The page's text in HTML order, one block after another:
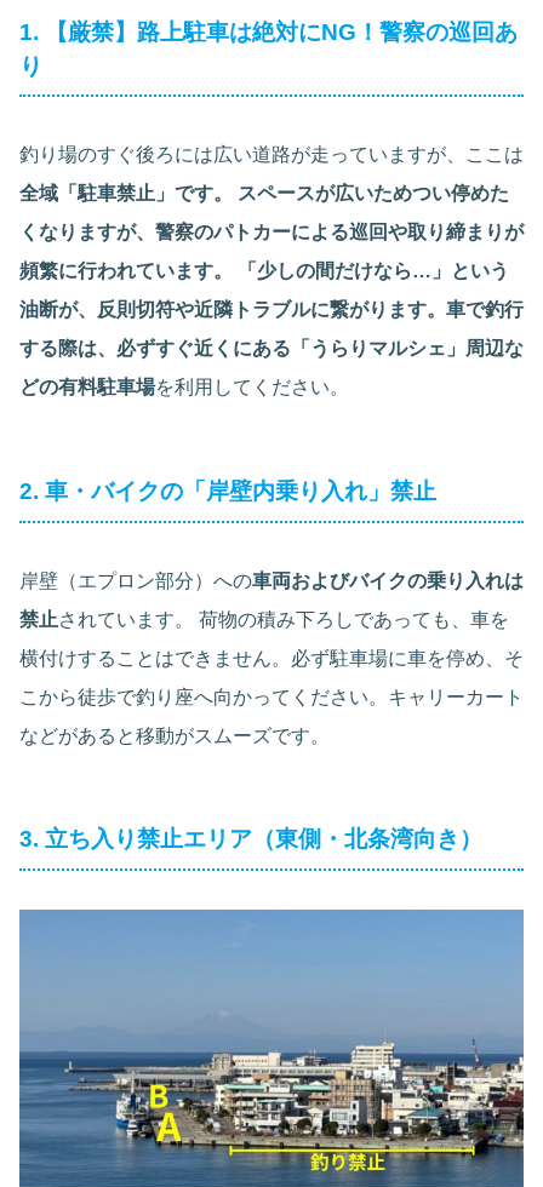
1. 【厳禁】路上駐車は絶対にNG！警察の巡回あ
り
釣り場のすぐ後ろには広い道路が走っていますが、ここは
全域「駐車禁止」です。 スペースが広いためつい停めた
くなりますが、警察のパトカーによる巡回や取り締まりが
頻繁に行われています。 「少しの間だけなら…」という
油断が、反則切符や近隣トラブルに繋がります。車で釣行
する際は、必ずすぐ近くにある「うらりマルシェ」周辺な
どの有料駐車場を利用してください。
2. 車・バイクの「岸壁内乗り入れ」禁止
岸壁（エプロン部分）への車両およびバイクの乗り入れは
禁止されています。 荷物の積み下ろしであっても、車を
横付けすることはできません。必ず駐車場に車を停め、そ
こから徒歩で釣り座へ向かってください。キャリーカート
などがあると移動がスムーズです。
3. 立ち入り禁止エリア（東側・北条湾向き）